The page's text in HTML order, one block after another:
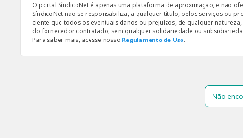
O portal SíndicoNet é apenas uma plataforma de aproximação, e não
SíndicoNet não se responsabiliza, a qualquer título, pelos serviços ou
ciente que todos os eventuais danos ou prejuízos, de qualquer
do fornecedor contratado, sem qualquer solidariedade ou
Para saber mais, acesse nosso Regulamento de Uso.
Não